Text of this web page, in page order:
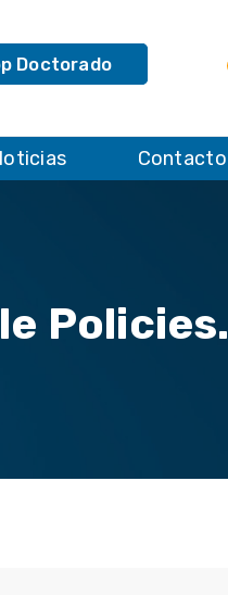
Doctorado
Contacto
Policies.